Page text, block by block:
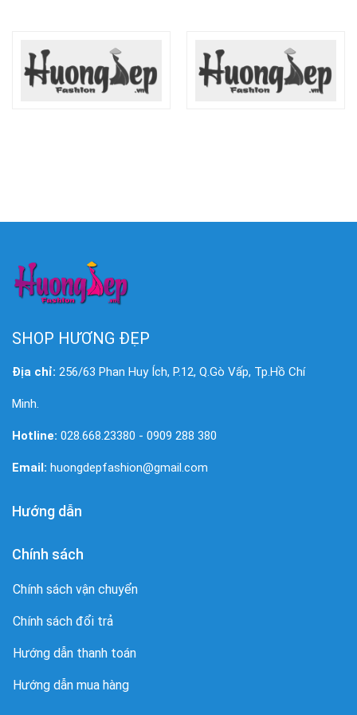
SHOP HƯƠNG ĐẸP
Địa chỉ: 256/63 Phan Huy Ích, P.12, Q.Gò Vấp, Tp.Hồ Chí
Minh.
Hotline: 028.668.23380 - 0909 288 380
Email: huongdepfashion@gmail.com
Hướng dẫn
Chính sách
Chính sách vận chuyển
Chính sách đổi trả
Hướng dẫn thanh toán
Hướng dẫn mua hàng